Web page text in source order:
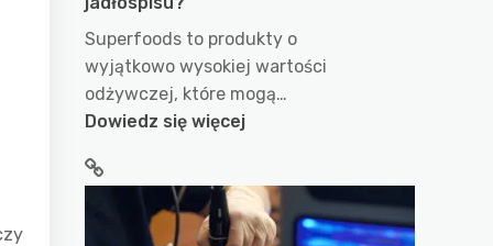
Superfoods to produkty o
wyjątkowo wysokiej wartości
odżywczej, które mogą…
Dowiedz się więcej:
polskich
sklepów